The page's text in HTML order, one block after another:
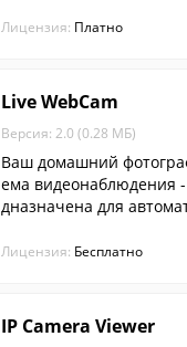
Лицензия: Платно
Live WebCam
Версия: 2.0 (0.28 МБ)
Ваш домашний
ема видеонаблюдения
дназначена для
амеры.
Лицензия: Бесплатно
IP Camera Viewer